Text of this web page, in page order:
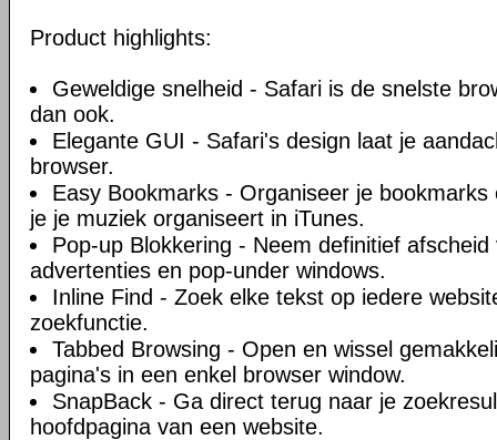
Product highlights:
Geweldige snelheid - Safari is de snelste
dan ook.
Elegante GUI - Safari's design laat je
browser.
Easy Bookmarks - Organiseer je
je je muziek organiseert in iTunes.
Pop-up Blokkering - Neem definitief
advertenties en pop-under windows.
Inline Find - Zoek elke tekst op iedere
zoekfunctie.
Tabbed Browsing - Open en wissel
pagina's in een enkel browser window.
SnapBack - Ga direct terug naar je
hoofdpagina van een website.